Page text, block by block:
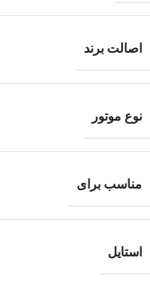
اصالت برند
نوع موتور
مناسب برای
استایل